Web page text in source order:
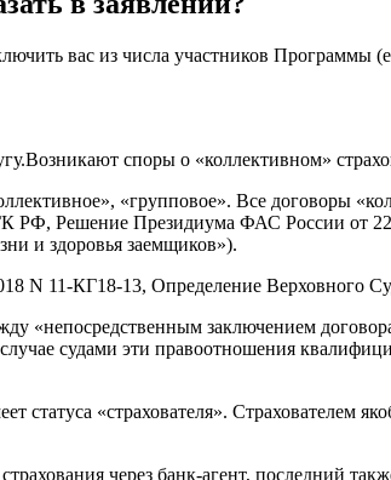
вас из числа участников Программы
споры о «коллективном»
«групповое». Все договоры
РФ, Решение Президиума ФАС России от
и здоровья заемщиков»).
N 11-КГ18-13, Определение Верховного
«непосредственным заключением
судами эти правоотношения
«страхователя». Страхователем
через банк-агент, последний